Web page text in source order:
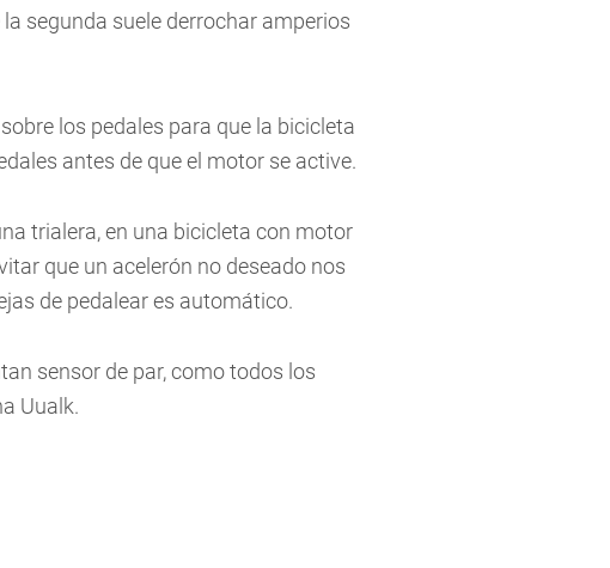
segunda suele derrochar amperios
los pedales para que la bicicleta
antes de que el motor se active.
trialera, en una bicicleta con motor
que un acelerón no deseado nos
de pedalear es automático.
sensor de par, como todos los
Uualk.